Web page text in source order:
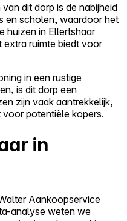
dit dorp is de nabijheid
en scholen, waardoor het
huizen in Ellertshaar
extra ruimte biedt voor
in een rustige
is dit dorp een
zijn vaak aantrekkelijk,
potentiële kopers.
in
Aankoopservice
analyse weten we